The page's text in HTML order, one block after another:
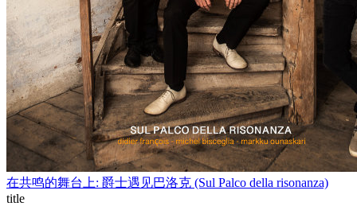
在共鸣的舞台上: 爵士遇见巴洛克 (Sul Palco della risonanza)
title